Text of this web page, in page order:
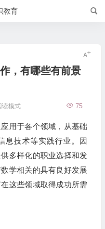
教育
，有哪些有前景
75
读模式
用于各个领域，从基础
息技术等实践行业。因
多样化的职业选择和发
学相关的具有良好发展
这些领域取得成功所需